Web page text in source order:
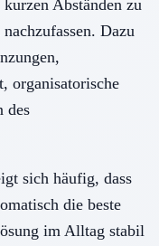
Abständen zu
Dazu
organisatorische
des
sich häufig, dass
die beste
im Alltag stabil